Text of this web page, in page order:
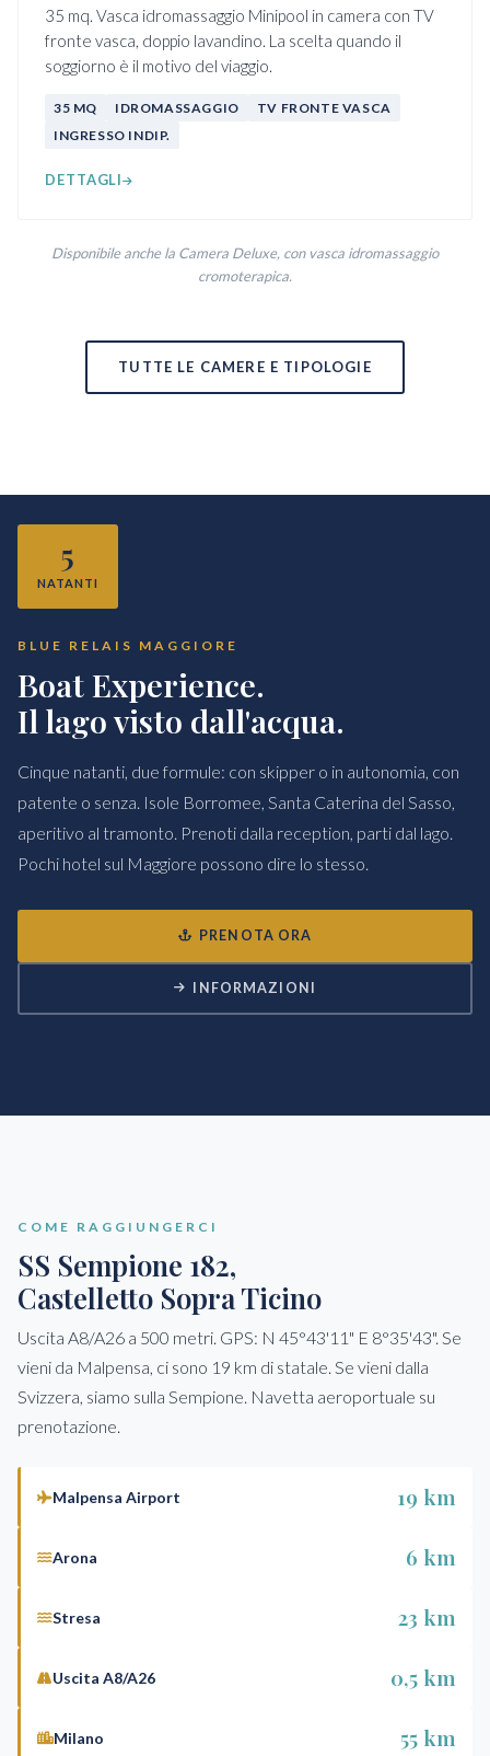
35 mq. Vasca idromassaggio Minipool in camera con TV
fronte vasca, doppio lavandino. La scelta quando il
soggiorno è il motivo del viaggio.
35 MQ IDROMASSAGGIO
TV FRONTE VASCA
INGRESSO INDIP.
DETTAGLI
Disponibile anche la Camera Deluxe, con vasca idromassaggio
cromoterapica.
TUTTE LE CAMERE E TIPOLOGIE
BLUE RELAIS MAGGIORE
Boat Experience.
Il lago visto dall'acqua.
Cinque natanti, due formule: con skipper o in autonomia, con
patente o senza. Isole Borromee, Santa Caterina del Sasso,
aperitivo al tramonto. Prenoti dalla reception, parti dal lago.
Pochi hotel sul Maggiore possono dire lo stesso.
PRENOTA ORA
INFORMAZIONI
5
NATANTI
COME RAGGIUNGERCI
SS Sempione 182,
Castelletto Sopra Ticino
Uscita A8/A26 a 500 metri. GPS: N 45°43'11" E 8°35'43". Se
vieni da Malpensa, ci sono 19 km di statale. Se vieni dalla
Svizzera, siamo sulla Sempione. Navetta aeroportuale su
prenotazione.
Malpensa Airport 19 km
Arona 6 km
Stresa 23 km
Uscita A8/A26 0,5 km
Milano 55 km